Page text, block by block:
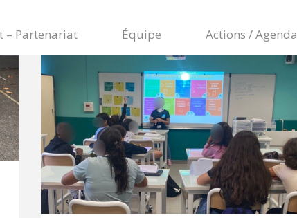
– Partenariat Équipe Actions / Agenda